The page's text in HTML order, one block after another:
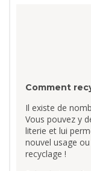
Comment
Il existe de
Vous pouvez y
literie et lui
nouvel usage
recyclage !